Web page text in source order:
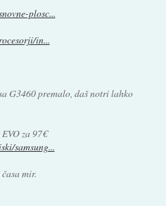
plosc...
in...
G3460 premalo, daš notri lahko
za 97€
samsung...
mir.